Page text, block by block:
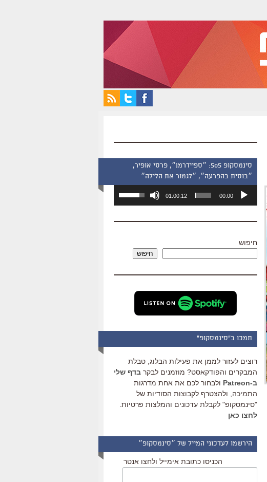
סינמסקופ 505: ״ספיידרמן״, פרסי אופיר,
״בוסית בהפרעה״, ״לגמור את הלילה״
אודיו
00:00
01:00:12
השתמש
כדי
שמע.
חיפוש
חיפוש
תמכו ב"סינמסקופ"
רוצים לעזור לממן את פעילות הבלוג, טבלת
המבקרים והפודקאסט? מוזמנים לבקר בדף שלי
ב-Patreon
ולבחור לכם את אחת מדרגות
התמיכה, ולהצטרף לקבוצות הסודיות של
"סינמסקופ" לקבלת עדכונים והמלצות פרטיות.
לחצו כאן
הירשמו לעדכוני המייל של ״סינמסקופ״
הכניסו כתובת אימייל ולחצו אנטר